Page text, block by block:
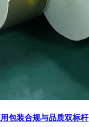
包装合规与品质双标杆